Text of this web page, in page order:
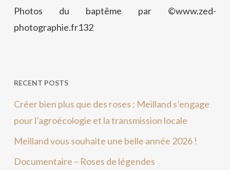
Photos du baptême par ©www.zed-
photographie.fr132
RECENT POSTS
Créer bien plus que des roses : Meilland s’engage
pour l’agroécologie et la transmission locale
Meilland vous souhaite une belle année 2026 !
Documentaire – Roses de légendes